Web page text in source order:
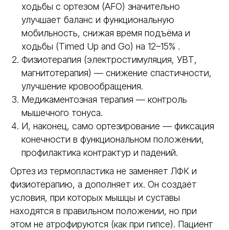
ходьбы с ортезом (AFO) значительно
улучшает баланс и функциональную
мобильность, снижая время подъёма и
ходьбы (Timed Up and Go) на 12–15% .
Физиотерапия (электростимуляция, УВТ,
магнитотерапия) — снижение спастичности,
улучшение кровообращения.
Медикаментозная терапия — контроль
мышечного тонуса.
И, наконец, само ортезирование — фиксация
конечности в функциональном положении,
профилактика контрактур и падений.
Ортез из термопластика не заменяет ЛФК и
физиотерапию, а дополняет их. Он создаёт
условия, при которых мышцы и суставы
находятся в правильном положении, но при
этом не атрофируются (как при гипсе). Пациент
Время фиксации от 20 минут
от 5-7 минут
ТЕРМОПЛАСТИК
POLY EASY
вызывает раздражений
перемоделирование
Влагостойкость Нет,
Да, можно принимать душ